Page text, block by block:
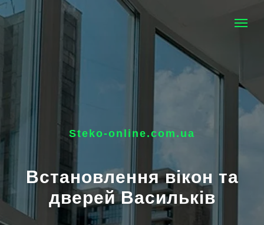
Steko-online.com.ua
Встановлення вікон та
дверей Васильків